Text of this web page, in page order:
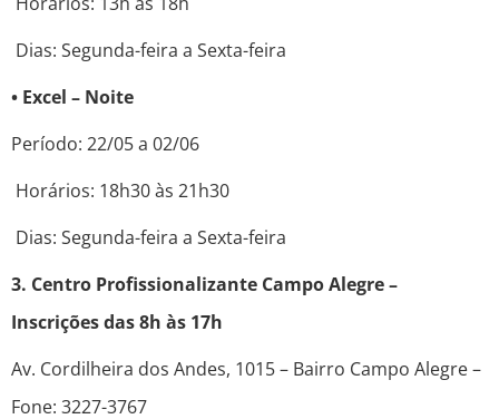
Dias: Segunda-feira a Sexta-feira
• Excel – Noite
Período: 22/05 a 02/06
Horários: 18h30 às 21h30
Dias: Segunda-feira a Sexta-feira
3. Centro Profissionalizante Campo Alegre –
Inscrições das 8h às 17h
Av. Cordilheira dos Andes, 1015 – Bairro Campo Alegre –
Fone: 3227-3767